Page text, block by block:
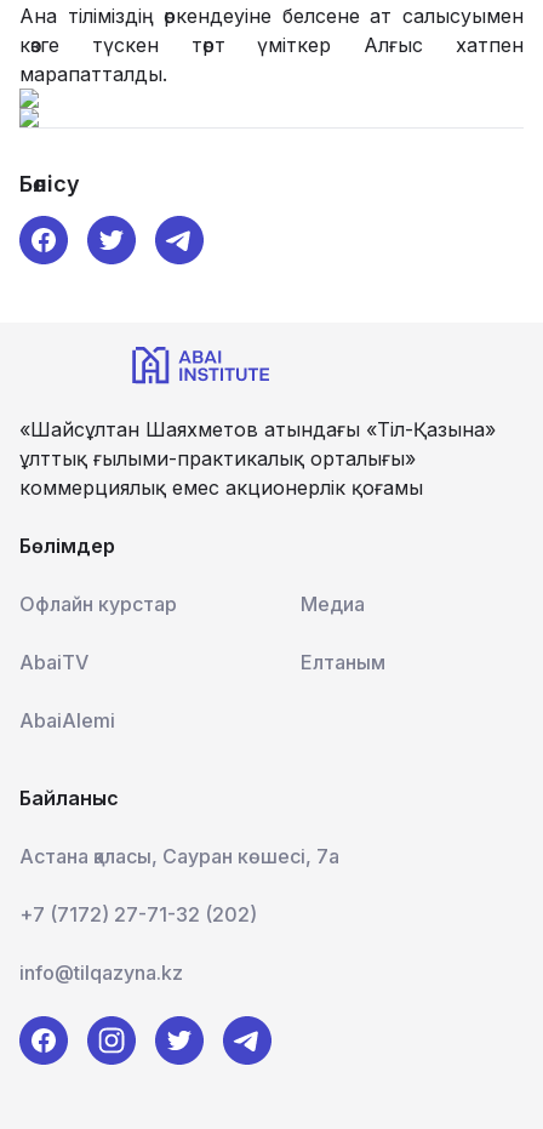
Ана тіліміздің өркендеуіне белсене ат салысуымен
көзге түскен төрт үміткер Алғыс хатпен
марапатталды.
Бөлісу
«Шайсұлтан Шаяхметов атындағы «Тіл-Қазына»
ұлттық ғылыми-практикалық орталығы»
коммерциялық емес акционерлік қоғамы
Бөлімдер
Офлайн курстар Медиа
AbaiTV Елтаным
AbaiAlemi
Байланыс
Астана қаласы, Сауран көшесі, 7а
+7 (7172) 27-71-32 (202)
info@tilqazyna.kz